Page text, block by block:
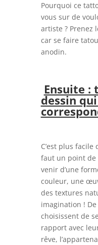
Pourquoi ce
vous sur de
artiste ? Prenez
car se faire
anodin.
Ensuite :
dessin
C’est plus facile
faut un point de
venir d’une
couleur, une
des textures
imagination !
choisissent de
rapport avec
rêve,